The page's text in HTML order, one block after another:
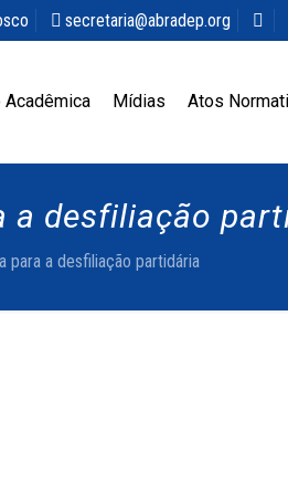
secretaria@abradep.org
Acadêmica Mídias Atos
a desfiliação
para a desfiliação partidária